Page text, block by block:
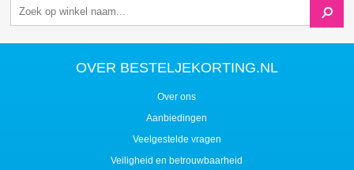
OVER BESTELJEKORTING.NL
Over ons
Aanbiedingen
Veelgestelde vragen
Veiligheid en betrouwbaarheid